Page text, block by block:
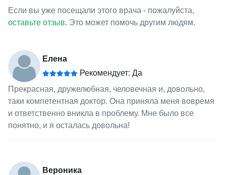
Если вы уже посещали этого врача - пожалуйста,
оставьте отзыв. Это может помочь другим людям.
Елена
Рекомендует: Да
Прекрасная, дружелюбная, человечная и, довольно,
таки компетентная доктор. Она приняла меня вовремя
и ответственно вникла в проблему. Мне было все
понятно, и я осталась довольна!
Вероника